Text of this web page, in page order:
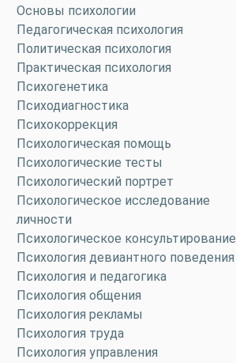
Основы психологии
Педагогическая психология
Политическая психология
Практическая психология
Психогенетика
Психодиагностика
Психокоррекция
Психологическая помощь
Психологические тесты
Психологический портрет
Психологическое исследование
личности
Психологическое консультирование
Психология девиантного поведения
Психология и педагогика
Психология общения
Психология рекламы
Психология труда
Психология управления